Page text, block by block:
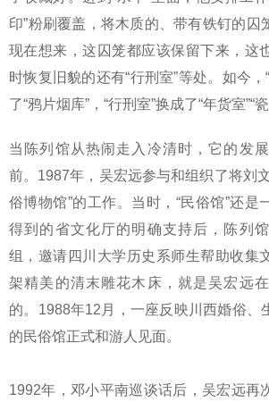
印”粉刷覆盖，将木质的、带有铁钉的囚
现在想来，这囚笼都应该保留下来，这
时恢复旧貌的还有“行刑室”等处。如今
了“鸦片烟库”，“行刑室”换成了“年货室”“瓷
当陈列馆从热闹走入冷清时，它的发
前。1987年，吴宏远参与和组织了将刘
俗博物馆”的工作。当时，“民俗馆”还是
得到的省文化厅的明确支持后，陈列
组，邀请四川大学历史系师生帮助收集
架精美的清末雕花木床，就是吴宏远
的。1988年12月，一座反映川西婚俗、
的民俗馆正式和游人见面。
1992年，邓小平南巡谈话后，吴宏远再